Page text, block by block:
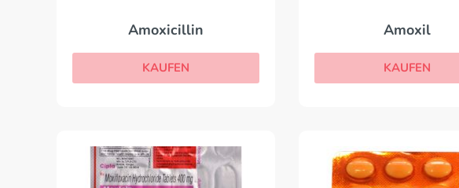
Amoxicillin
KAUFEN
Amoxil
KAUFEN